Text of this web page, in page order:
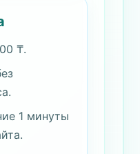
₸.
1 минуты